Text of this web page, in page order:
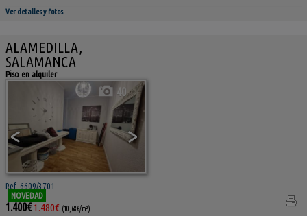
Ver detalles y fotos
ALAMEDILLA,
SALAMANCA
Piso en alquiler
< >
40
Ref. 6609/3701
NOVEDAD
1.400€1.480€ (10,68€/m²)